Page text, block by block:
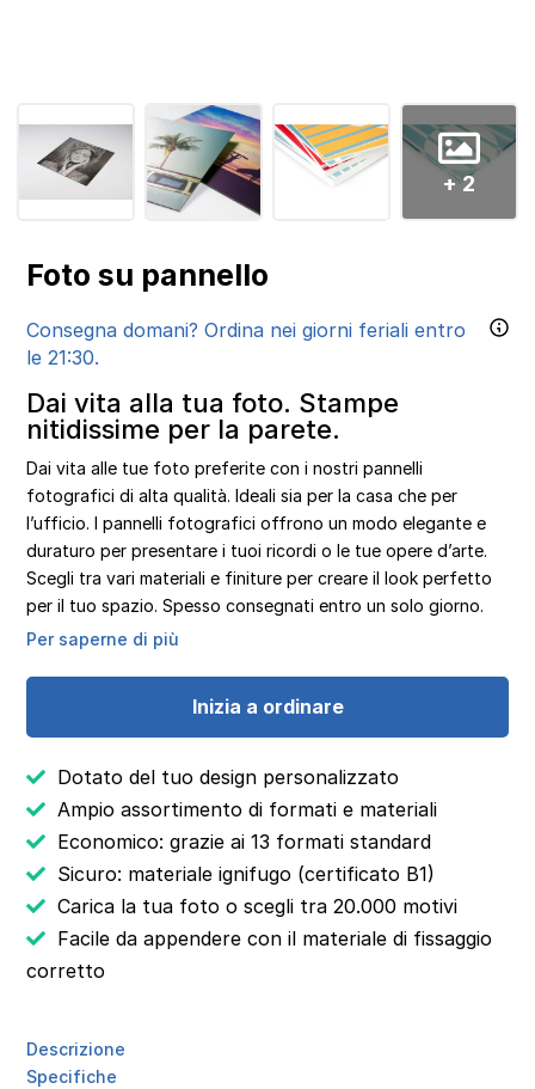
+ 2
Foto su pannello
Consegna domani? Ordina nei giorni feriali entro
le 21:30.
Dai vita alla tua foto. Stampe
nitidissime per la parete.
Dai vita alle tue foto preferite con i nostri pannelli
fotografici di alta qualità. Ideali sia per la casa che per
l’ufficio. I pannelli fotografici offrono un modo elegante e
duraturo per presentare i tuoi ricordi o le tue opere d’arte.
Scegli tra vari materiali e finiture per creare il look perfetto
per il tuo spazio. Spesso consegnati entro un solo giorno.
Per saperne di più
Inizia a ordinare
Dotato del tuo design personalizzato
Ampio assortimento di formati e materiali
Economico: grazie ai 13 formati standard
Sicuro: materiale ignifugo (certificato B1)
Carica la tua foto o scegli tra 20.000 motivi
Facile da appendere con il materiale di fissaggio
corretto
Descrizione
Specifiche